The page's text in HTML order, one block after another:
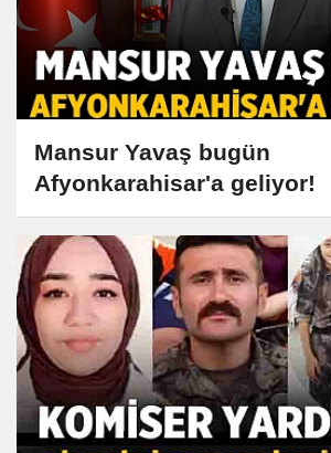
Mansur Yavaş bugün
Afyonkarahisar'a geliyor!